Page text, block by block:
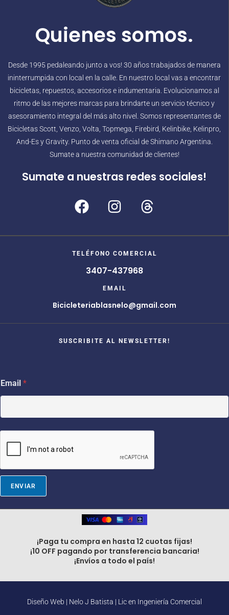
Quienes somos.
Desde 1995 pedaleando junto a vos! 30 años trabajados de manera
ininterrumpida con local en la calle. En nuestro local vas a encontrar
bicicletas, repuestos, accesorios e indumentaria. Evolucionamos al
ritmo de las mejores marcas para brindarte un servicio técnico y
asesoramiento integral del más alto nivel. Somos representantes de
Bicicletas Scott, Venzo, Volta, Topmega, Firebird, Kelinbike, Kelinpro,
And-Es y Gravity. Punto de venta oficial de Shimano Argentina.
Sumate a nuestra comunidad de clientes!
Sumate a nuestras redes sociales!
TELÉFONO COMERCIAL
3407-437968
EMAIL
Bicicleteriablasnelo@gmail.com
SUSCRIBITE AL NEWSLETTER!
m
a
l
E
m
l
Email *
ENVIAR
¡Paga tu compra en hasta 12 cuotas fijas!
¡10 OFF pagando por transferencia bancaria!
¡Envíos a todo el país!
Diseño Web | Nelo J Batista | Lic en Ingeniería Comercial